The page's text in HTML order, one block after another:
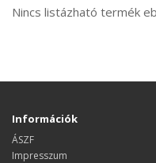
Nincs listázható termék
Információk
ÁSZF
Impresszum